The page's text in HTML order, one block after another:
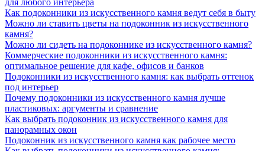
для любого интерьера
Как подоконники из искусственного камня ведут себя в быту
Можно ли ставить цветы на подоконник из искусственного
камня?
Можно ли сидеть на подоконнике из искусственного камня?
Коммерческие подоконники из искусственного камня:
оптимальное решение для кафе, офисов и банков
Подоконники из искусственного камня: как выбрать оттенок
под интерьер
Почему подоконники из искусственного камня лучше
пластиковых: аргументы и сравнение
Как выбрать подоконник из искусственного камня для
панорамных окон
Подоконник из искусственного камня как рабочее место